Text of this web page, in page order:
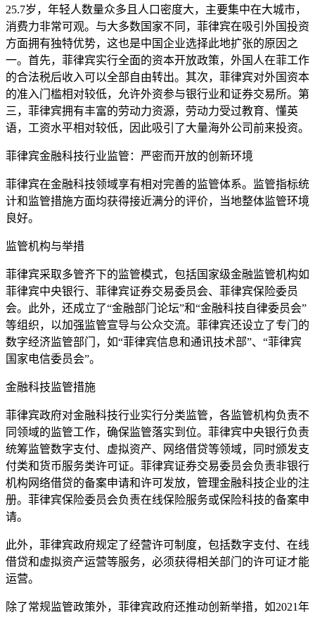
25.7岁，年轻人数量众多且人口密度大，主要集中在大城市，
消费力非常可观。与大多数国家不同，菲律宾在吸引外国投资
方面拥有独特优势，这也是中国企业选择此地扩张的原因之
一。首先，菲律宾实行全面的资本开放政策，外国人在菲工作
的合法税后收入可以全部自由转出。其次，菲律宾对外国资本
的准入门槛相对较低，允许外资参与银行业和证券交易所。第
三，菲律宾拥有丰富的劳动力资源，劳动力受过教育、懂英
语，工资水平相对较低，因此吸引了大量海外公司前来投资。
菲律宾金融科技行业监管：严密而开放的创新环境
菲律宾在金融科技领域享有相对完善的监管体系。监管指标统
计和监管措施方面均获得接近满分的评价，当地整体监管环境
良好。
监管机构与举措
菲律宾采取多管齐下的监管模式，包括国家级金融监管机构如
菲律宾中央银行、菲律宾证券交易委员会、菲律宾保险委员
会。此外，还成立了“金融部门论坛”和“金融科技自律委员会”
等组织，以加强监管宣导与公众交流。菲律宾还设立了专门的
数字经济监管部门，如“菲律宾信息和通讯技术部”、“菲律宾
国家电信委员会”。
金融科技监管措施
菲律宾政府对金融科技行业实行分类监管，各监管机构负责不
同领域的监管工作，确保监管落实到位。菲律宾中央银行负责
统筹监管数字支付、虚拟资产、网络借贷等领域，同时颁发支
付类和货币服务类许可证。菲律宾证券交易委员会负责非银行
机构网络借贷的备案申请和许可发放，管理金融科技企业的注
册。菲律宾保险委员会负责在线保险服务或保险科技的备案申
请。
此外，菲律宾政府规定了经营许可制度，包括数字支付、在线
借贷和虚拟资产运营等服务，必须获得相关部门的许可证才能
运营。
除了常规监管政策外，菲律宾政府还推动创新举措，如2021年